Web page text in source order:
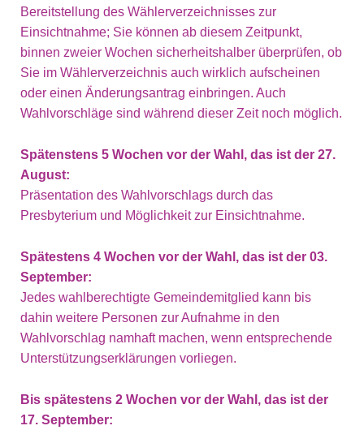
Bereitstellung des Wählerverzeichnisses zur
Einsichtnahme; Sie können ab diesem Zeitpunkt,
binnen zweier Wochen sicherheitshalber überprüfen, ob
Sie im Wählerverzeichnis auch wirklich aufscheinen
oder einen Änderungsantrag einbringen. Auch
Wahlvorschläge sind während dieser Zeit noch möglich.
Spätenstens 5 Wochen vor der Wahl, das ist der 27.
August:
Präsentation des Wahlvorschlags durch das
Presbyterium und Möglichkeit zur Einsichtnahme.
Spätestens 4 Wochen vor der Wahl, das ist der 03.
September:
Jedes wahlberechtigte Gemeindemitglied kann bis
dahin weitere Personen zur Aufnahme in den
Wahlvorschlag namhaft machen, wenn entsprechende
Unterstützungserklärungen vorliegen.
Bis spätestens 2 Wochen vor der Wahl, das ist der
17. September: